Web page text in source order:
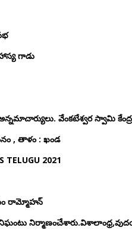
గాడు
. వేంకటేశ్వర స్వామి
, తాళం : ఖండ
TELUGU 2021
రామ్మోహన్